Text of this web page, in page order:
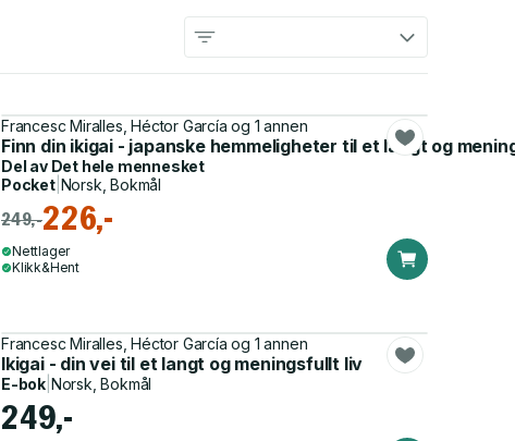
Francesc Miralles, Héctor García og 1 annen
Finn din ikigai - japanske hemmeligheter til et langt og
Del av Det hele mennesket
Pocket| Norsk, Bokmål
249,-226,-
Nettlager
Klikk&Hent
Francesc Miralles, Héctor García og 1 annen
Ikigai - din vei til et langt og meningsfullt liv
E-bok Norsk, Bokmål
249,-